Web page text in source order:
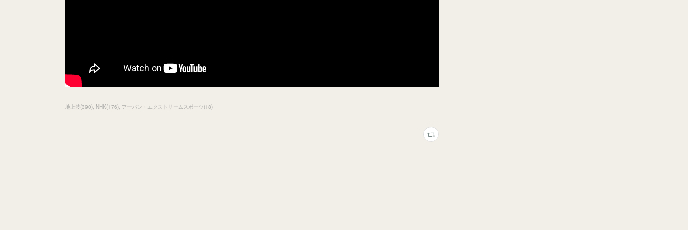
地上波(390) NHK(176) アーバン・エクストリームスポーツ(18)